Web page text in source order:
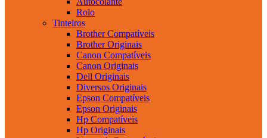
Rolo
Tinteiros
Brother Compatíveis
Brother Originais
Canon Compatíveis
Canon Originais
Dell Originais
Diversos Originais
Epson Compatíveis
Epson Originais
Hp Compatíveis
Hp Originais